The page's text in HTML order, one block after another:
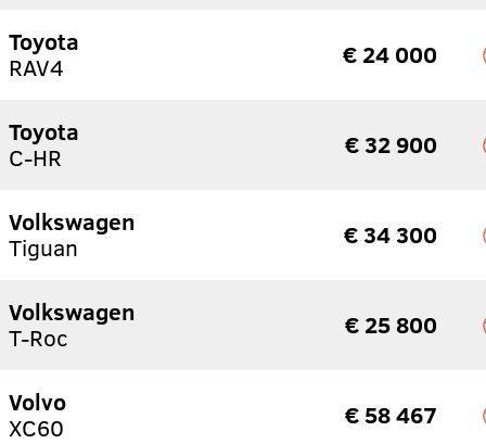
Toyota
RAV4
€ 24 000
Toyota
C-HR
€ 32 900
Volkswagen
Tiguan
€ 34 300
Volkswagen
T-Roc
€ 25 800
Volvo
XC60
€ 58 467